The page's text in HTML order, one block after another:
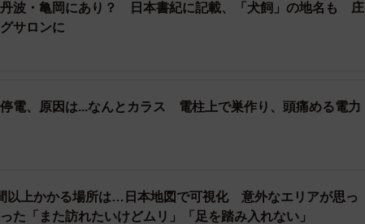
向け、整備が進む亀岡運動公園（２０２６年２月、亀岡市曽我部町）
開催都市の例から期間中の来場者数を約30万人と仮定した
泊、日帰り客らの観光消費額などで約34億円、土木工事に関
みた。
波・亀岡にあり？ 日本書紀に記載、「犬飼」の地名も 庄
サロンに
電、原因は...なんとカラス 電柱上で巣作り、頭痛める電力
以上かかる場所は…日本地図で可視化 意外なエリアが思っ
た「また訪れたいけどムリ」「足を踏み入れない」